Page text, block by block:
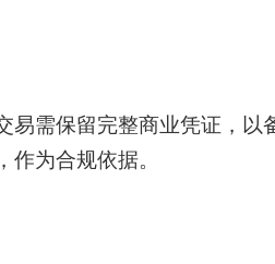
易需保留完整商业凭证，以
为合规依据。